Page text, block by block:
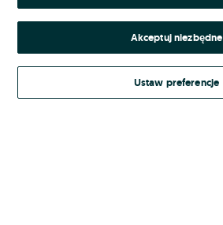
Zaloguj się
Kontynuując za pośrednictwem jednego z
Regulamin serwisuOLX.pl w jego
Akceptuj niezbędne
Ustaw preferencje